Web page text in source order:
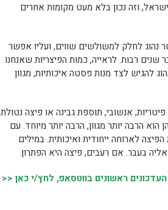
וזה נכון בלא מעט מקומות אחרים
נהוג לחלק למשולשים שווים, ועליו אפשר
רבות. לראייה, כמות הפיצריות שאנחנו
להגיש לצד מנות פסטה איכותיות, מגוון
אנשובי, תוספת גבינה או פיצה נטולת
הרבה יותר מגוון, הרבה יותר מיוחד. עם
לארוחה ייחודית ואיכותית. במילים
בעבר. אם רעבים, פיצה היא הפתרון.
ראשונים בווטסאפ, לחץ/י כאן <<